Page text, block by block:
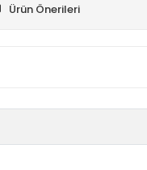
Ürün Önerileri